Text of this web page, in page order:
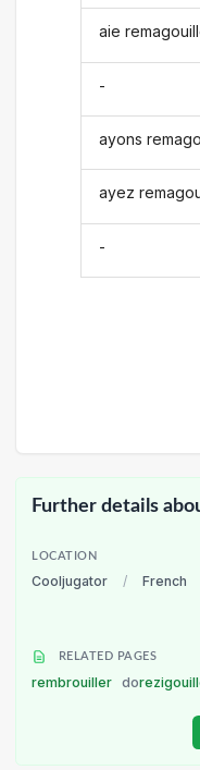
aie
-
ayons
ayez
-
Further details
LOCATION
Cooljugator / French
RELATED PAGES
rembrouiller do